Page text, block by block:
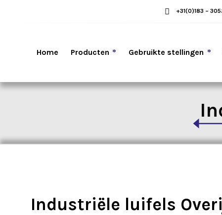
+31(0)183 –
Home Producten Gebruikte stellingen
Industriële luifels